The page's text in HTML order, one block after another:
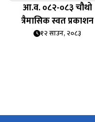
आ.व. ०८२-०८३ चौथो
त्रैमासिक स्वत प्रकाशन
१२ साउन, २०८३